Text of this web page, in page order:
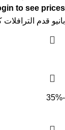
to see prices
بانيو قدم الترافلات
-35%